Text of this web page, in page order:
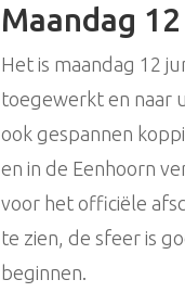
Maandag
Het is maandag 12
toegewerkt en naar
ook gespannen
en in de Eenhoorn
voor het officiële
te zien, de sfeer is
beginnen.